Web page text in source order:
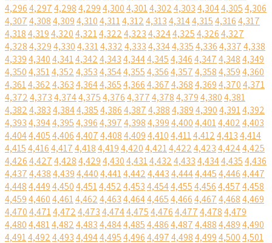
4,2964,2974,2984,2994,3004,3014,3024,3034,3044,3054,306
4,3074,3084,3094,3104,3114,3124,3134,3144,3154,3164,317
4,3184,3194,3204,3214,3224,3234,3244,3254,3264,327
4,3284,3294,3304,3314,3324,3334,3344,3354,3364,3374,338
4,3394,3404,3414,3424,3434,3444,3454,3464,3474,3484,349
4,3504,3514,3524,3534,3544,3554,3564,3574,3584,3594,360
4,3614,3624,3634,3644,3654,3664,3674,3684,3694,3704,371
4,3724,3734,3744,3754,3764,3774,3784,3794,3804,381
4,3824,3834,3844,3854,3864,3874,3884,3894,3904,3914,392
4,3934,3944,3954,3964,3974,3984,3994,4004,4014,4024,403
4,4044,4054,4064,4074,4084,4094,4104,4114,4124,4134,414
4,4154,4164,4174,4184,4194,4204,4214,4224,4234,4244,425
4,4264,4274,4284,4294,4304,4314,4324,4334,4344,4354,436
4,4374,4384,4394,4404,4414,4424,4434,4444,4454,4464,447
4,4484,4494,4504,4514,4524,4534,4544,4554,4564,4574,458
4,4594,4604,4614,4624,4634,4644,4654,4664,4674,4684,469
4,4704,4714,4724,4734,4744,4754,4764,4774,4784,479
4,4804,4814,4824,4834,4844,4854,4864,4874,4884,4894,490
4,4914,4924,4934,4944,4954,4964,4974,4984,4994,5004,501